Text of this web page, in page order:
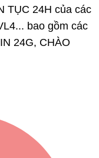
TỤC 24H của các
bao gồm các
24G, CHÀO